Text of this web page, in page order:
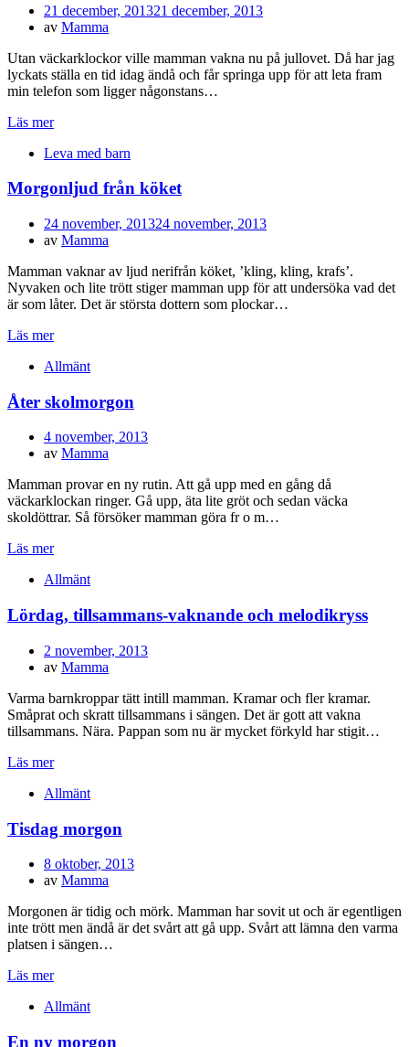
Publicerad
den
21 december, 201321 december, 2013
av Mamma
Utan väckarklockor ville mamman vakna nu på jullovet. Då har jag
lyckats ställa en tid idag ändå och får springa upp för att leta fram
min telefon som ligger någonstans…
Läs mer
Leva med barn
Morgonljud från köket
Publicerad
den
24 november, 201324 november, 2013
av Mamma
Mamman vaknar av ljud nerifrån köket, ’kling, kling, krafs’.
Nyvaken och lite trött stiger mamman upp för att undersöka vad det
är som låter. Det är största dottern som plockar…
Läs mer
Allmänt
Åter skolmorgon
Publicerad
den
4 november, 2013
av Mamma
Mamman provar en ny rutin. Att gå upp med en gång då
väckarklockan ringer. Gå upp, äta lite gröt och sedan väcka
skoldöttrar. Så försöker mamman göra fr o m…
Läs mer
Allmänt
Lördag, tillsammans-vaknande och melodikryss
Publicerad
den
2 november, 2013
av Mamma
Varma barnkroppar tätt intill mamman. Kramar och fler kramar.
Småprat och skratt tillsammans i sängen. Det är gott att vakna
tillsammans. Nära. Pappan som nu är mycket förkyld har stigit…
Läs mer
Allmänt
Tisdag morgon
Publicerad
den
8 oktober, 2013
av Mamma
Morgonen är tidig och mörk. Mamman har sovit ut och är egentligen
inte trött men ändå är det svårt att gå upp. Svårt att lämna den varma
platsen i sängen…
Läs mer
Allmänt
En ny morgon